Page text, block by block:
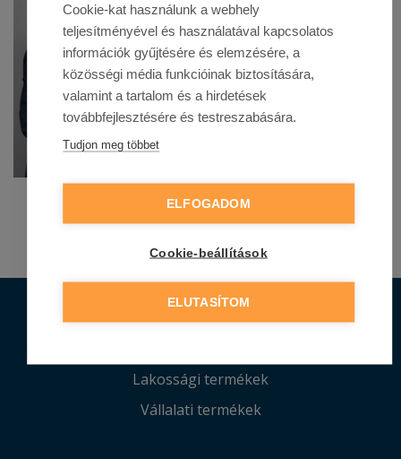
Lakossági termékek
Vállalati termékek
Cookie-kat használunk a webhely
teljesítményével és használatával kapcsolatos
információk gyűjtésére és elemzésére, a
közösségi média funkcióinak biztosítására,
valamint a tartalom és a hirdetések
továbbfejlesztésére és testreszabására.
Tudjon meg többet
ELFOGADOM
Cookie-beállítások
ELUTASÍTOM